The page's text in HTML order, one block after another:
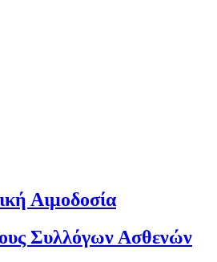
Αιμοδοσία
Συλλόγων Ασθενών